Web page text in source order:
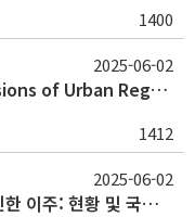
1400
제175차 BK콜로키움 : Four Dimensions of Urban Regeneration( Zhongjie (Jeffrey) Lin/펜실베니아 박사)
1412
2025-06-02
제174차 BK콜로키움 : 기후 위기로 인한 이주: 현황 및 국제 사회의 대응과 협력(이시은 / 국제이주기구(IOM) 담당관)
2025-06-02